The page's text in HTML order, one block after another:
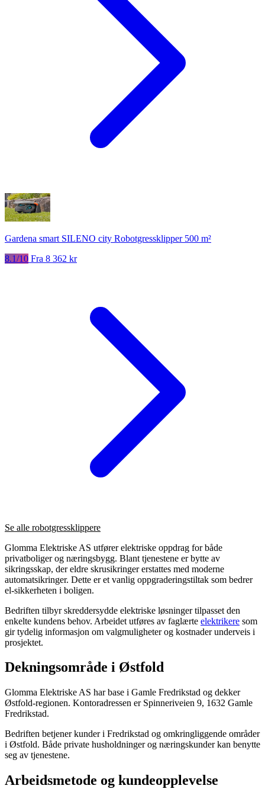
Gardena smart SILENO city Robotgressklipper 500 m²
8.1/10 Fra 8 362 kr
Se alle robotgressklippere
Glomma Elektriske AS utfører elektriske oppdrag for både
privatboliger og næringsbygg. Blant tjenestene er bytte av
sikringsskap, der eldre skrusikringer erstattes med moderne
automatsikringer. Dette er et vanlig oppgraderingstiltak som bedrer
el-sikkerheten i boligen.
Bedriften tilbyr skreddersydde elektriske løsninger tilpasset den
enkelte kundens behov. Arbeidet utføres av faglærte elektrikere som
gir tydelig informasjon om valgmuligheter og kostnader underveis i
prosjektet.
Dekningsområde i Østfold
Glomma Elektriske AS har base i Gamle Fredrikstad og dekker
Østfold-regionen. Kontoradressen er Spinneriveien 9, 1632 Gamle
Fredrikstad.
Bedriften betjener kunder i Fredrikstad og omkringliggende områder
i Østfold. Både private husholdninger og næringskunder kan benytte
seg av tjenestene.
Arbeidsmetode og kundeopplevelse